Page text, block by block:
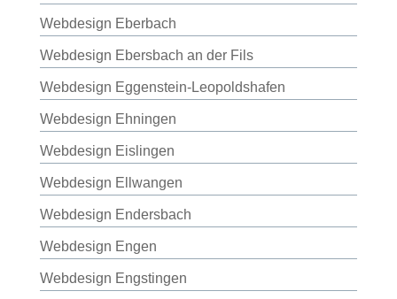
Webdesign Eberbach
Webdesign Ebersbach an der Fils
Webdesign Eggenstein-Leopoldshafen
Webdesign Ehningen
Webdesign Eislingen
Webdesign Ellwangen
Webdesign Endersbach
Webdesign Engen
Webdesign Engstingen